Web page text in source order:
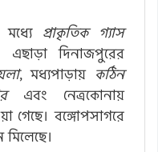
প্রাকৃতিক গ্যাস
এছাড়া দিনাজপুরের
, মধ্যপাড়ায় কঠিন
এবং নেত্রকোনায়
গেছে। বঙ্গোপসাগরে